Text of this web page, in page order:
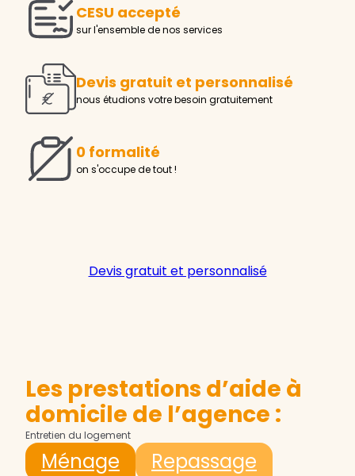
CESU accepté
sur l'ensemble de nos services
Devis gratuit et personnalisé
nous étudions votre besoin gratuitement
0 formalité
on s'occupe de tout !
Devis gratuit et personnalisé
Les prestations d’aide à
domicile de l’agence :
Entretien du logement
Ménage
Repassage